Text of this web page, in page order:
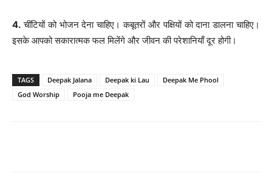
4. चींटियों को भोजन देना चाहिए। कबूतरों और पक्षियों को दाना डालना चाहिए।
इसके आपको सकारात्मक फल मिलेंगे और जीवन की परेशानियाँ दूर होगी।
TAGS Deepak Jalana Deepak ki Lau
Deepak Me Phool
God Worship
Pooja me Deepak